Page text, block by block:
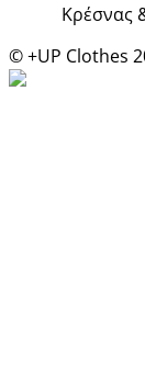
Κρέσνας
© +UP Clothes